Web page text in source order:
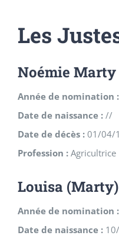
Les
Noémie Marty
Année de nomination :
Date de naissance : //
Date de décès : 01/04/
Profession : Agricultrice
Louisa
Année de nomination :
Date de naissance :